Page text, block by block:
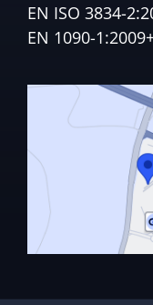
EN ISO 3834-
EN 1090-